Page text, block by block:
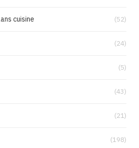
cuisine (52)
(24)
(5)
(43)
(21)
(198)